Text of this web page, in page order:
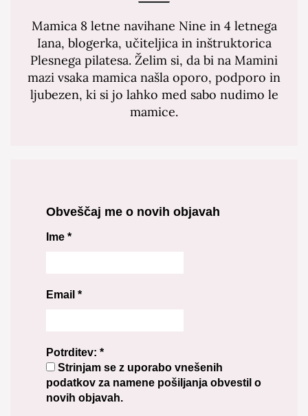
Mamica 8 letne navihane Nine in 4 letnega
Iana, blogerka, učiteljica in inštruktorica
Plesnega pilatesa. Želim si, da bi na Mamini
mazi vsaka mamica našla oporo, podporo in
ljubezen, ki si jo lahko med sabo nudimo le
mamice.
Obveščaj me o novih objavah
Ime *
Email *
Potrditev: *
Strinjam se z uporabo vnešenih
podatkov za namene pošiljanja obvestil o
novih objavah.